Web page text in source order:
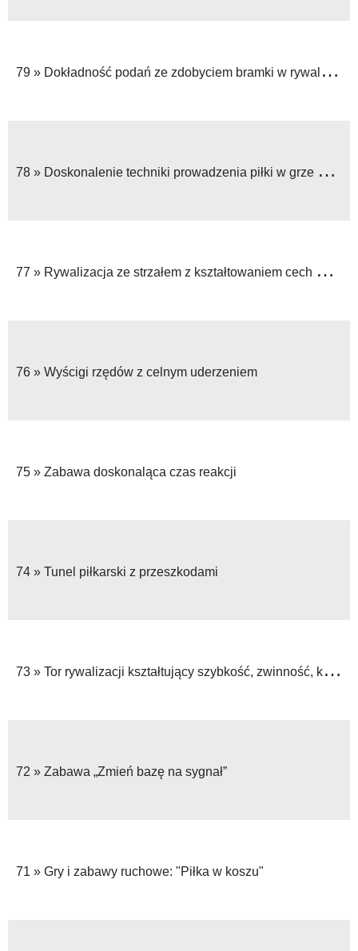
79 » Dokładność podań ze zdobyciem bramki w rywalizacji zespołowej
78 » Doskonalenie techniki prowadzenia piłki w grze zabawowej
77 » Rywalizacja ze strzałem z kształtowaniem cech motorycznych na trenażerach
76 » Wyścigi rzędów z celnym uderzeniem
75 » Zabawa doskonaląca czas reakcji
74 » Tunel piłkarski z przeszkodami
73 » Tor rywalizacji kształtujący szybkość, zwinność, koordynację i technikę
72 » Zabawa „Zmień bazę na sygnał”
71 » Gry i zabawy ruchowe: "Piłka w koszu"